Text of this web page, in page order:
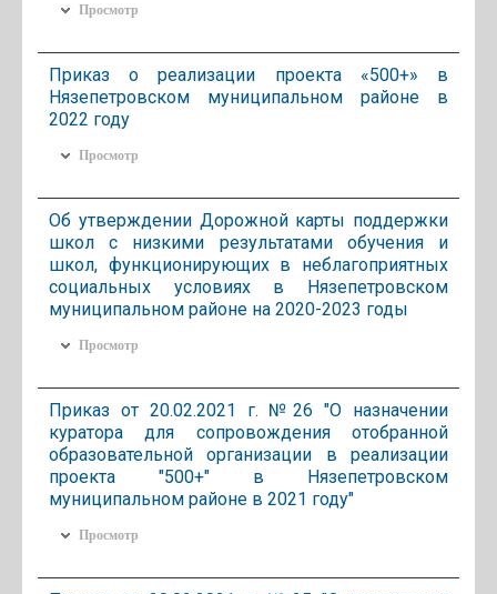
Просмотр
Приказ о реализации проекта «500+» в
Нязепетровском муниципальном районе в
2022 году
Просмотр
Об утверждении Дорожной карты поддержки
школ с низкими результатами обучения и
школ, функционирующих в неблагоприятных
социальных условиях в Нязепетровском
муниципальном районе на 2020-2023 годы
Просмотр
Приказ от 20.02.2021 г. №26 "О назначении
куратора для сопровождения отобранной
образовательной организации в реализации
проекта "500+" в Нязепетровском
муниципальном районе в 2021 году"
Просмотр